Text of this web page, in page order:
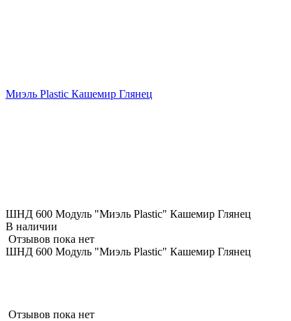
Миэль Plastic Кашемир Глянец
ШНД 600 Модуль "Миэль Plastic" Кашемир Глянец
В наличии
Отзывов пока нет
ШНД 600 Модуль "Миэль Plastic" Кашемир Глянец
Отзывов пока нет